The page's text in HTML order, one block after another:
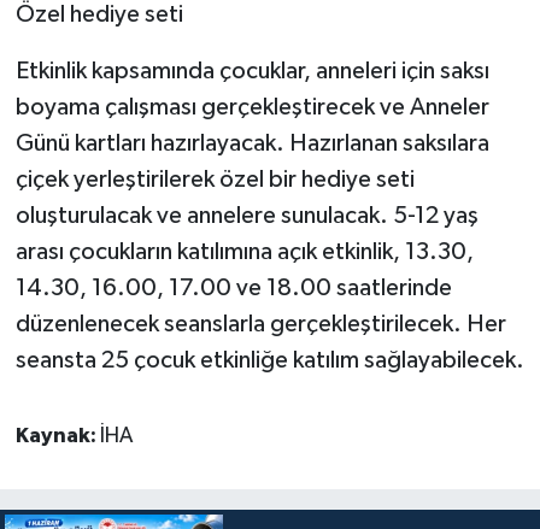
Özel hediye seti
Etkinlik kapsamında çocuklar, anneleri için saksı
boyama çalışması gerçekleştirecek ve Anneler
Günü kartları hazırlayacak. Hazırlanan saksılara
çiçek yerleştirilerek özel bir hediye seti
oluşturulacak ve annelere sunulacak. 5-12 yaş
arası çocukların katılımına açık etkinlik, 13.30,
14.30, 16.00, 17.00 ve 18.00 saatlerinde
düzenlenecek seanslarla gerçekleştirilecek. Her
seansta 25 çocuk etkinliğe katılım sağlayabilecek.
Kaynak: İHA